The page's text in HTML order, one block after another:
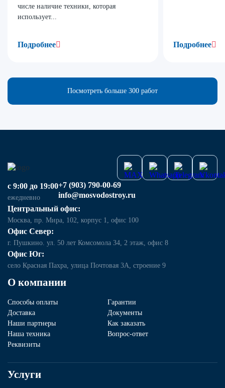
числе наличие техники, которая
использует...
Подробнее Подробнее
Посмотреть больше 300 работ
О компании
Способы оплаты
Гарантии
Доставка
Документы
Наши партнеры
Как заказать
Наша техника
Вопрос-ответ
Реквизиты
Услуги
с 9:00 до 19:00
ежедневно
+7 (903) 790-00-69
info@mosvodostroy.ru
Центральный офис:
Москва, пр. Мира, 102, корпус 1, офис 100
Офис Север:
г. Пушкино. ул. 50 лет Комсомола 34, 2 этаж, офис 8
Офис Юг:
село Красная Пахра, улица Почтовая 3А, строение 9